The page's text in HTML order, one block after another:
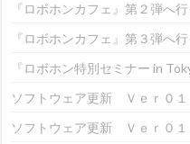
『ロボホンカフェ』第２弾へ行
『ロボホンカフェ』第３弾へ行
『ロボホン特別セミナー in
ソフトウェア更新 Ｖｅｒ０
ソフトウェア更新 Ｖｅｒ０